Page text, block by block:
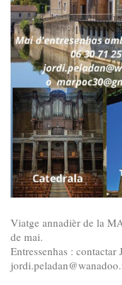
Viatge annadièr de la
de mai.
Entressenhas :